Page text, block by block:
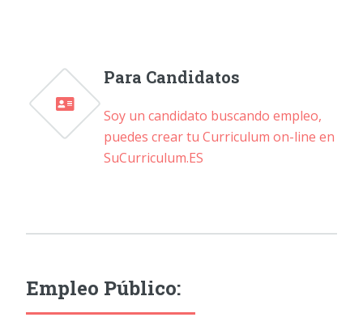
Para Candidatos
Soy un candidato buscando empleo,
puedes crear tu Curriculum on-line en
SuCurriculum.ES
Empleo Público: